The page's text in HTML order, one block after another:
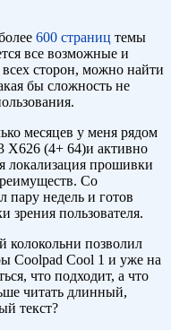
600 страниц темы
все возможные и
сторон, можно найти
бы сложность не
месяцев у меня рядом
X626 (4+ 64)и активно
локализация прошивки
Со
недель и готов
зрения пользователя.
колокольни позволил
Coolpad Cool 1 и уже на
что подходит, а что
читать длинный,
текст?